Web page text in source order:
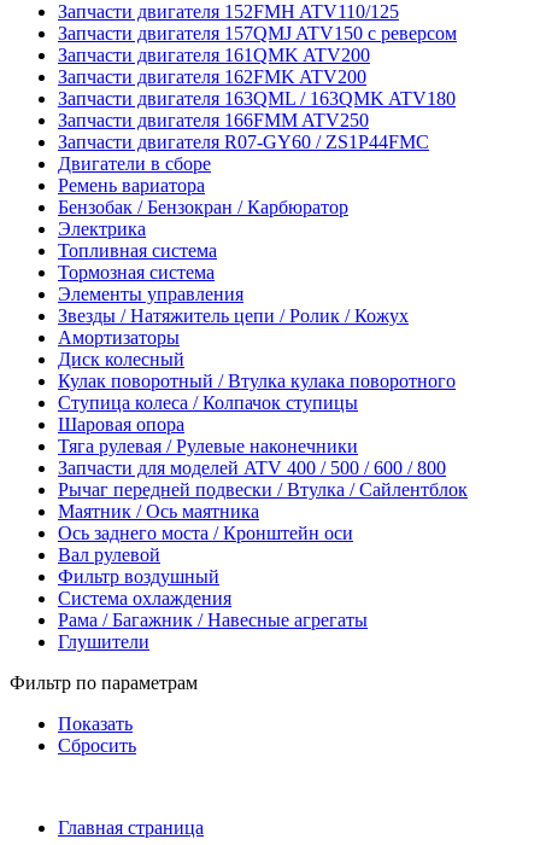
Запчасти двигателя 152FMH ATV110/125
Запчасти двигателя 157QMJ ATV150 с реверсом
Запчасти двигателя 161QMK ATV200
Запчасти двигателя 162FMK ATV200
Запчасти двигателя 163QML / 163QMK ATV180
Запчасти двигателя 166FMM ATV250
Запчасти двигателя R07-GY60 / ZS1P44FMC
Двигатели в сборе
Ремень вариатора
Бензобак / Бензокран / Карбюратор
Электрика
Топливная система
Тормозная система
Элементы управления
Звезды / Натяжитель цепи / Ролик / Кожух
Амортизаторы
Диск колесный
Кулак поворотный / Втулка кулака поворотного
Ступица колеса / Колпачок ступицы
Шаровая опора
Тяга рулевая / Рулевые наконечники
Запчасти для моделей ATV 400 / 500 / 600 / 800
Рычаг передней подвески / Втулка / Сайлентблок
Маятник / Ось маятника
Ось заднего моста / Кронштейн оси
Вал рулевой
Фильтр воздушный
Система охлаждения
Рама / Багажник / Навесные агрегаты
Глушители
Фильтр по параметрам
Показать
Сбросить
Главная страница